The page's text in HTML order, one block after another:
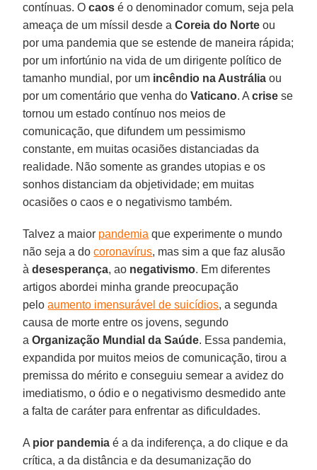
contínuas. Ocaos é o denominador comum, seja pela
ameaça de um míssil desde aCoreia do Norte ou
por uma pandemia que se estende de maneira rápida;
por um infortúnio na vida de um dirigente político de
tamanho mundial, por um incêndio na Austrália ou
por um comentário que venha doVaticano. Acrise se
tornou um estado contínuo nos meios de
comunicação, que difundem um pessimismo
constante, em muitas ocasiões distanciadas da
realidade. Não somente as grandes utopias e os
sonhos distanciam da objetividade; em muitas
ocasiões o caos e o negativismo também.
Talvez a maior pandemia que experimente o mundo
não seja a docoronavírus, mas sim a que faz alusão
àdesesperança, ao negativismo. Em diferentes
artigos abordei minha grande preocupação
peloaumento imensurável de suicídios, a segunda
causa de morte entre os jovens, segundo
aOrganização Mundial da Saúde. Essa pandemia,
expandida por muitos meios de comunicação, tirou a
premissa do mérito e conseguiu semear a avidez do
imediatismo, o ódio e o negativismo desmedido ante
a falta de caráter para enfrentar as dificuldades.
A pior pandemia é a da indiferença, a do clique e da
crítica, a da distância e da desumanização do